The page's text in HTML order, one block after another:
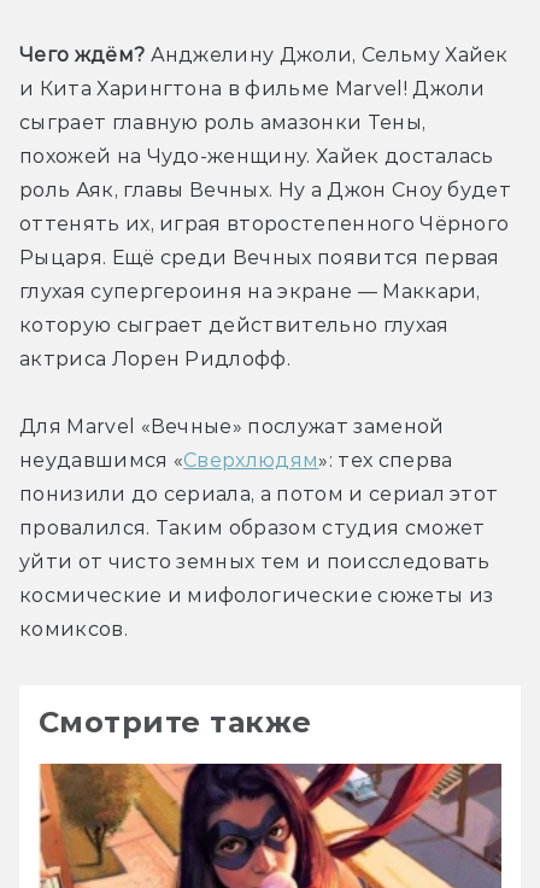
Чего ждём? Анджелину Джоли, Сельму Хайек
и Кита Харингтона в фильме Marvel! Джоли
сыграет главную роль амазонки Тены,
похожей на Чудо-женщину. Хайек досталась
роль Аяк, главы Вечных. Ну а Джон Сноу будет
оттенять их, играя второстепенного Чёрного
Рыцаря. Ещё среди Вечных появится первая
глухая супергероиня на экране — Маккари,
которую сыграет действительно глухая
актриса Лорен Ридлофф.
Для Marvel «Вечные» послужат заменой
неудавшимся «Сверхлюдям»: тех сперва
понизили до сериала, а потом и сериал этот
провалился. Таким образом студия сможет
уйти от чисто земных тем и поисследовать
космические и мифологические сюжеты из
комиксов.
Смотрите также